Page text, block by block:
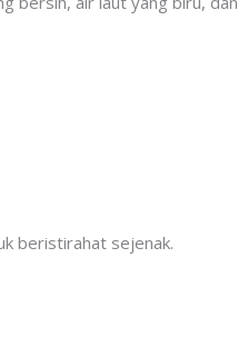
beristirahat sejenak.